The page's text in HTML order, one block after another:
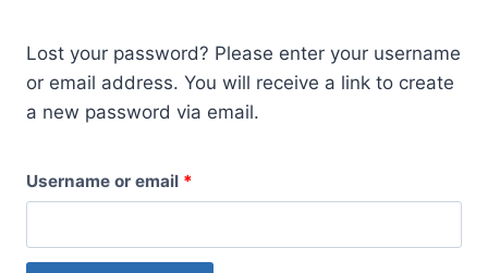
Lost your password? Please enter your username
or email address. You will receive a link to create
a new password via email.
Username or email *
q